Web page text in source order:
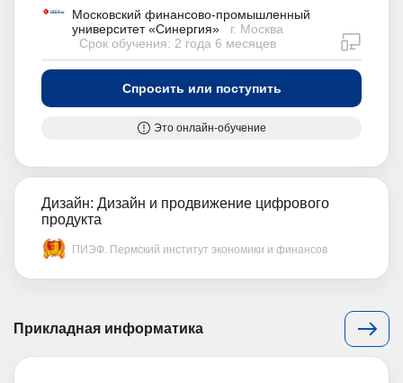
Московский финансово-промышленный
университет «Синергия»
г. Москва
Срок обучения: 2 года 6 месяцев
Спросить или поступить
Это онлайн-обучение
Дизайн: Дизайн и продвижение цифрового
продукта
ПИЭФ. Пермский институт экономики и финансов
Прикладная информатика